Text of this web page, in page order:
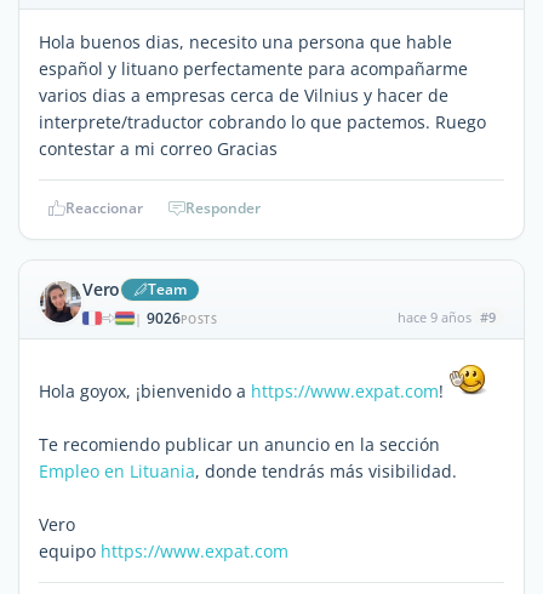
Hola buenos dias, necesito una persona que hable
español y lituano perfectamente para acompañarme
varios dias a empresas cerca de Vilnius y hacer de
interprete/traductor cobrando lo que pactemos. Ruego
contestar a mi correo Gracias
Reaccionar Responder
Vero Team
| 9026POSTS hace 9 años #9
Hola goyox, ¡bienvenido a https://www.expat.com!
Te recomiendo publicar un anuncio en la sección
Empleo en Lituania, donde tendrás más visibilidad.
Vero
equipo https://www.expat.com